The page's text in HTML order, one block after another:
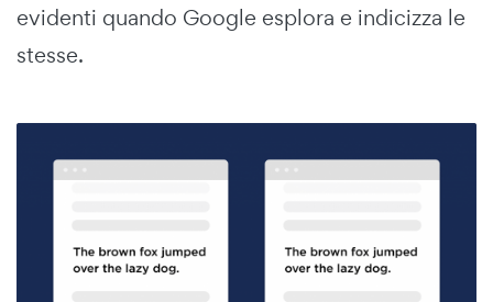
evidenti quando Google esplora e indicizza le
stesse.